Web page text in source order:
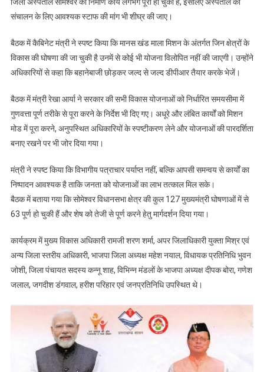
जिला अस्पताल सोमेश्वर का निर्माण कार्य लगभग पूरा हो चुका है, इसलिए अस्पताल को
संचालन के लिए आवश्यक स्टाफ की मांग भी शीघ्र की जाए।
बैठक में कैबिनेट मंत्री ने स्पष्ट किया कि मानस खंड माला मिशन के अंतर्गत जिन क्षेत्रों के
विकास की घोषणा की जा चुकी है उनमें से कोई भी योजना विलोपित नहीं की जाएगी। उन्होंने
अधिकारियों से कहा कि बहानेबाजी छोड़कर जल्द से जल्द डीपीआर तैयार करके भेजें।
बैठक में मंत्री रेखा आर्या ने सरकार की सभी विकास योजनाओं को निर्धारित समयसीमा में
गुणवत्ता पूर्ण तरीके से पूरा करने के निर्देश भी दिए गए। अधूरे और लंबित कार्यों को मिशन
मोड में पूरा करने, अनुपस्थित अधिकारियों के स्पष्टीकरण लेने और योजनाओं की पारदर्शिता
बनाए रखने पर भी जोर दिया गया।
मंत्री ने स्पष्ट किया कि विभागीय पत्राचार पर्याप्त नहीं, बल्कि आपसी समन्वय से कार्यों का
निष्पादन आवश्यक है ताकि जनता को योजनाओं का लाभ तत्काल मिल सके।
बैठक में बताया गया कि सोमेश्वर विधानसभा क्षेत्र की कुल 127 मुख्यमंत्री घोषणाओं में से
63 पूर्ण हो चुकी हैं और शेष को तेजी से पूर्ण करने हेतु मार्गदर्शन दिया गया।
कार्यक्रम में मुख्य विकास अधिकारी रामजी शरण शर्मा, अपर जिलाधिकारी युक्ता मिश्र एवं
अन्य जिला स्तरीय अधिकारी, भाजपा जिला अध्यक्ष महेश नयाल, विधायक प्रतिनिधि भुवन
जोशी, जिला पंचायत सदस्य कन्नू शाह, विभिन्न मंडलों के भाजपा अध्यक्ष दीपक बोरा, गणेश
जलाल, जगदीश डंगवाल, हरीश परिहार एवं जनप्रतिनिधि उपस्थित थे।